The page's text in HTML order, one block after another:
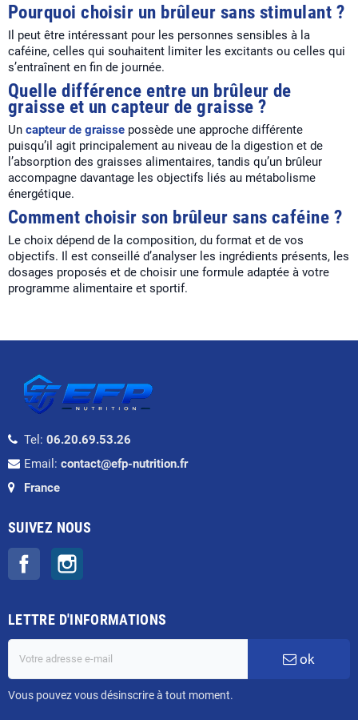
Pourquoi choisir un brûleur sans stimulant ?
Il peut être intéressant pour les personnes sensibles à la
caféine, celles qui souhaitent limiter les excitants ou celles qui
s’entraînent en fin de journée.
Quelle différence entre un brûleur de
graisse et un capteur de graisse ?
Un capteur de graisse possède une approche différente
puisqu’il agit principalement au niveau de la digestion et de
l’absorption des graisses alimentaires, tandis qu’un brûleur
accompagne davantage les objectifs liés au métabolisme
énergétique.
Comment choisir son brûleur sans caféine ?
Le choix dépend de la composition, du format et de vos
objectifs. Il est conseillé d’analyser les ingrédients présents, les
dosages proposés et de choisir une formule adaptée à votre
programme alimentaire et sportif.
Tel: 06.20.69.53.26
Email: contact@efp-nutrition.fr
France
SUIVEZ NOUS
Facebook
LETTRE D'INFORMATIONS
ok
Vous pouvez vous désinscrire à tout moment.